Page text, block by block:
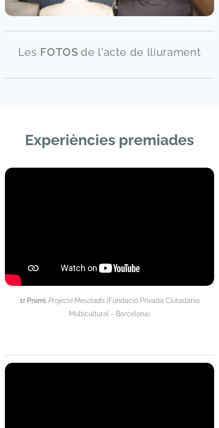
Les FOTOS de l'acte de lliurament
Experiències premiades
1r Premi. Projecte Mescladís (Fundació Privada Ciutadania
Multicultural - Barcelona)